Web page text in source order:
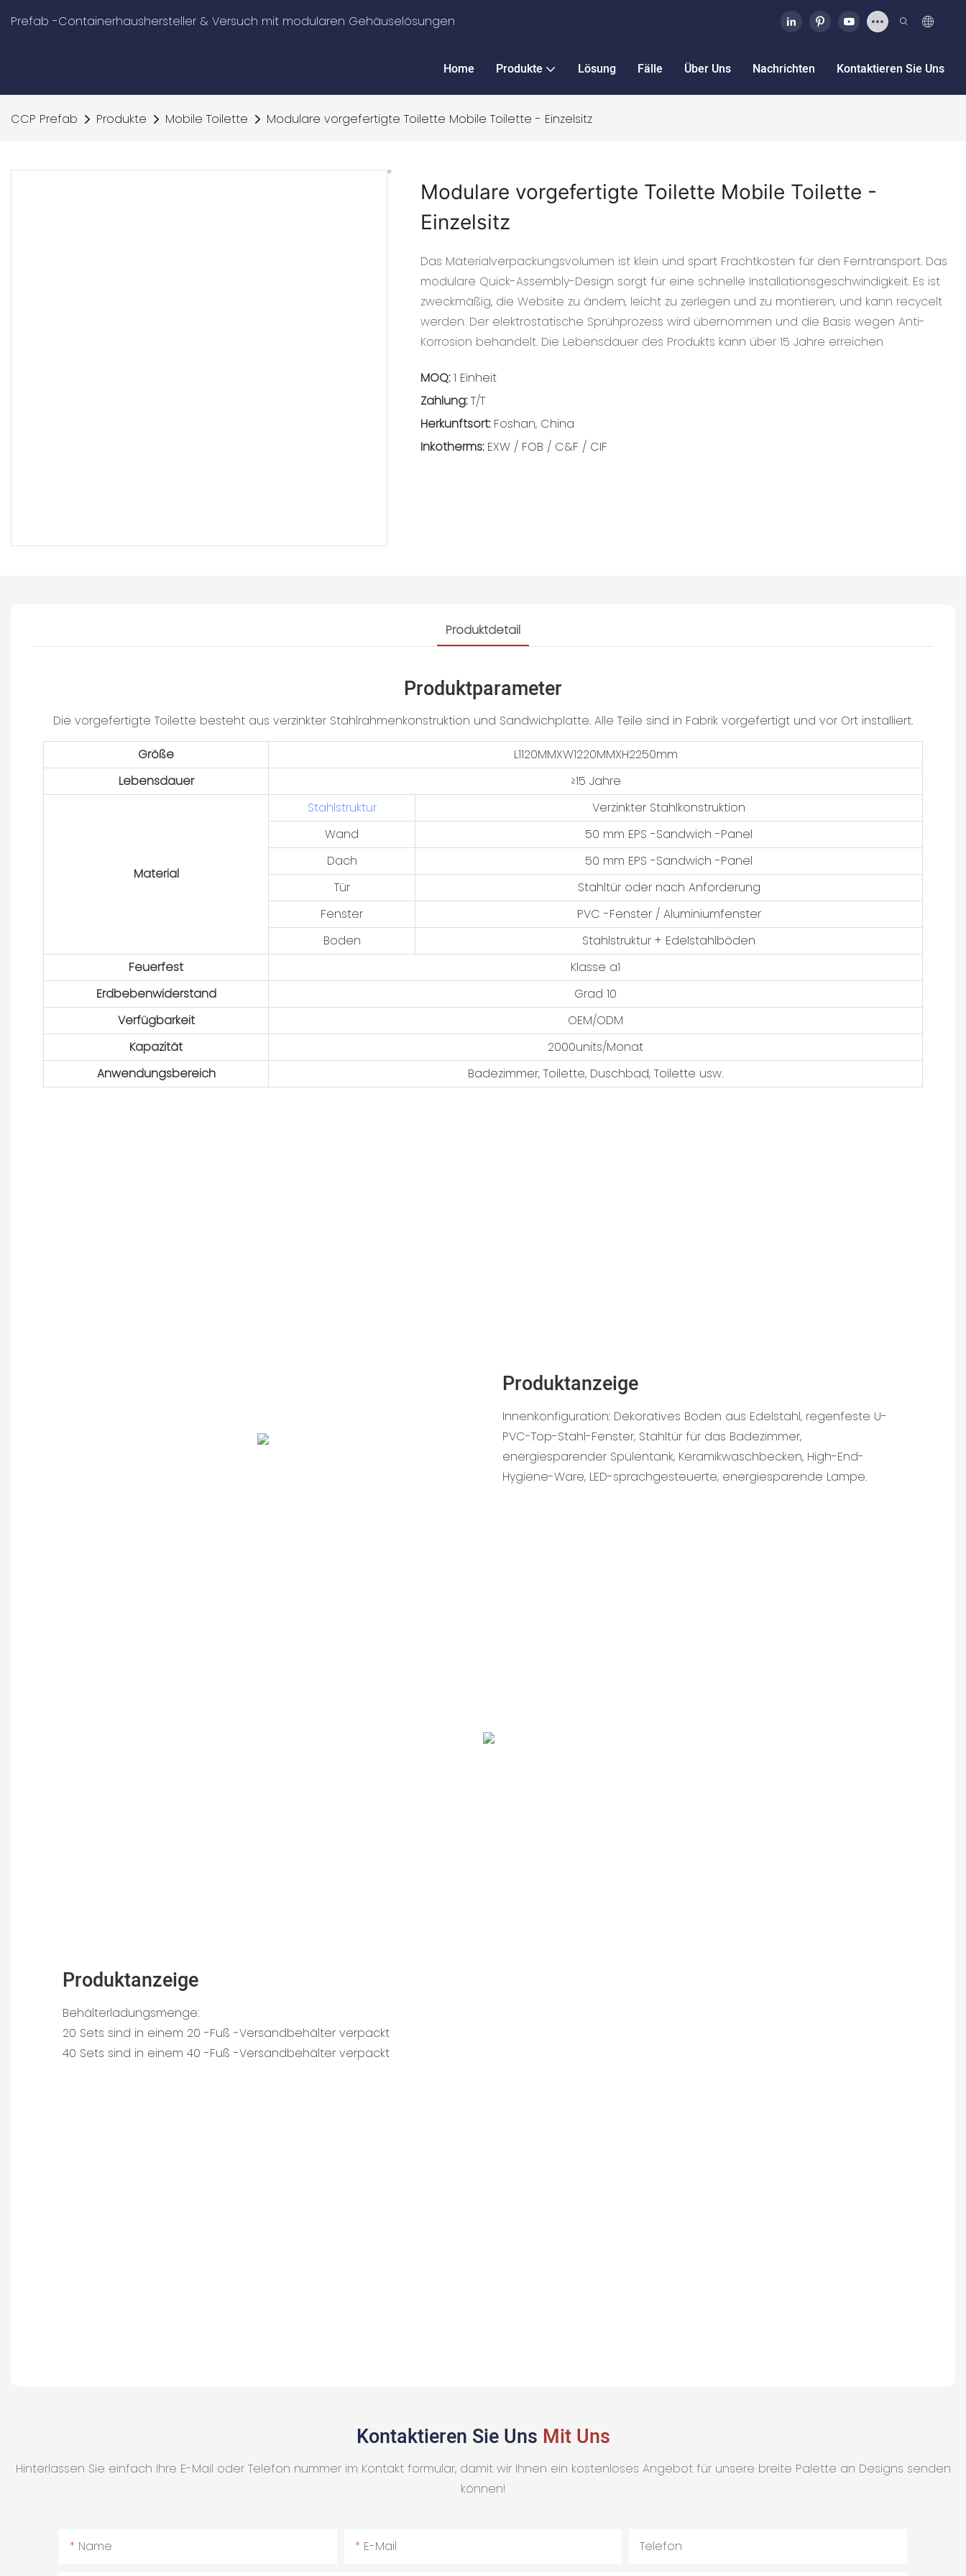
Prefab -Containerhaushersteller & Versuch mit modularen Gehäuselösungen
Home Produkte Lösung Fälle Über Uns Nachrichten Kontaktieren Sie Uns
CCP Prefab Produkte Mobile Toilette Modulare vorgefertigte Toilette Mobile Toilette - Einzelsitz
Modulare vorgefertigte Toilette Mobile Toilette -
Einzelsitz
Das Materialverpackungsvolumen ist klein und spart Frachtkosten für den Ferntransport. Das
modulare Quick-Assembly-Design sorgt für eine schnelle Installationsgeschwindigkeit. Es ist
zweckmäßig, die Website zu ändern, leicht zu zerlegen und zu montieren, und kann recycelt
werden. Der elektrostatische Sprühprozess wird übernommen und die Basis wegen Anti-
Korrosion behandelt. Die Lebensdauer des Produkts kann über 15 Jahre erreichen
MOQ:1 Einheit
Zahlung:T/T
Herkunftsort: Foshan, China
Inkotherms: EXW / FOB / C&F / CIF
Produktdetail
Produktparameter
Die vorgefertigte Toilette besteht aus verzinkter Stahlrahmenkonstruktion und Sandwichplatte. Alle Teile sind in Fabrik vorgefertigt und vor Ort installiert.
Größe
L1120MMXW1220MMXH2250mm
Lebensdauer
≥15 Jahre
Material
Stahlstruktur
Verzinkter Stahlkonstruktion
Wand
50 mm EPS -Sandwich -Panel
Dach
50 mm EPS -Sandwich -Panel
Tür
Stahltür oder nach Anforderung
Fenster
PVC -Fenster / Aluminiumfenster
Boden
Stahlstruktur + Edelstahlböden
Feuerfest
Klasse a1
Erdbebenwiderstand
Grad 10
Verfügbarkeit
OEM/ODM
Kapazität
2000units/Monat
Anwendungsbereich
Badezimmer, Toilette, Duschbad, Toilette usw.
Produktanzeige
Innenkonfiguration: Dekoratives Boden aus Edelstahl, regenfeste U-
PVC-Top-Stahl-Fenster, Stahltür für das Badezimmer,
energiesparender Spülentank, Keramikwaschbecken, High-End-
Hygiene-Ware, LED-sprachgesteuerte, energiesparende Lampe.
Produktanzeige
Behälterladungsmenge:
20 Sets sind in einem 20 -Fuß -Versandbehälter verpackt
40 Sets sind in einem 40 -Fuß -Versandbehälter verpackt
Kontaktieren Sie Uns Mit Uns
Hinterlassen Sie einfach Ihre E-Mail oder Telefon nummer im Kontakt formular, damit wir Ihnen ein kostenloses Angebot für unsere breite Palette an Designs senden
können!
Name E-Mail Telefon